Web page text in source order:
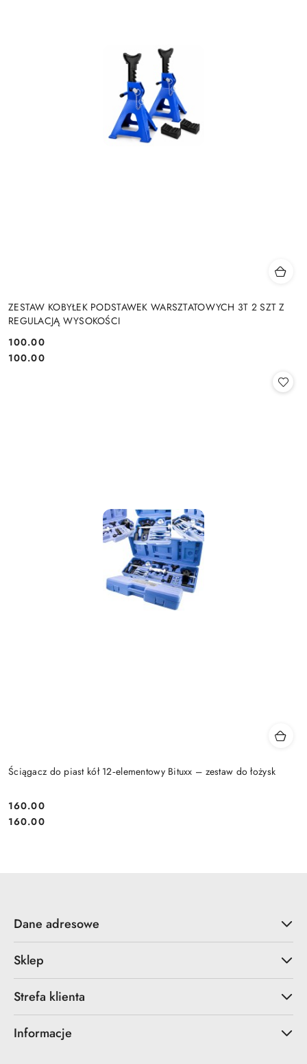
ZESTAW KOBYŁEK PODSTAWEK WARSZTATOWYCH 3T 2 SZT Z
REGULACJĄ WYSOKOŚCI
Cena:
100.00
Cena:
100.00
Ściągacz do piast kół 12‑elementowy Bituxx – zestaw do łożysk
Cena:
160.00
Cena:
160.00
Dane adresowe
Sklep
Strefa klienta
Informacje